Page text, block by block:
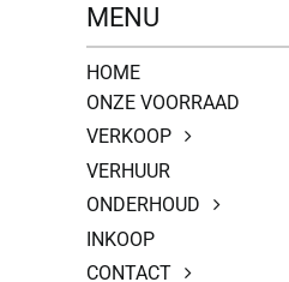
MENU
HOME
ONZE VOORRAAD
VERKOOP
VERHUUR
ONDERHOUD
INKOOP
CONTACT